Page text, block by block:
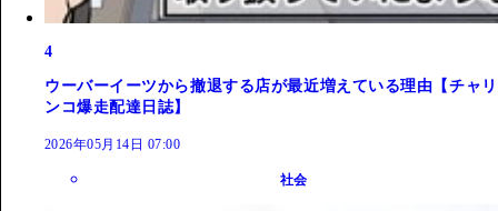
4
ウーバーイーツから撤退する店が最近増えている理由【チャリ
ンコ爆走配達日誌】
2026年05月14日 07:00
社会